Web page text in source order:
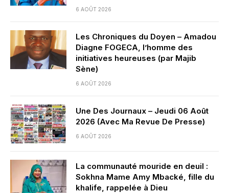
6 AOÛT 2026
Les Chroniques du Doyen – Amadou
Diagne FOGECA, l’homme des
initiatives heureuses (par Majib
Sène)
6 AOÛT 2026
Une Des Journaux – Jeudi 06 Août
2026 (Avec Ma Revue De Presse)
6 AOÛT 2026
La communauté mouride en deuil :
Sokhna Mame Amy Mbacké, fille du
khalife, rappelée à Dieu